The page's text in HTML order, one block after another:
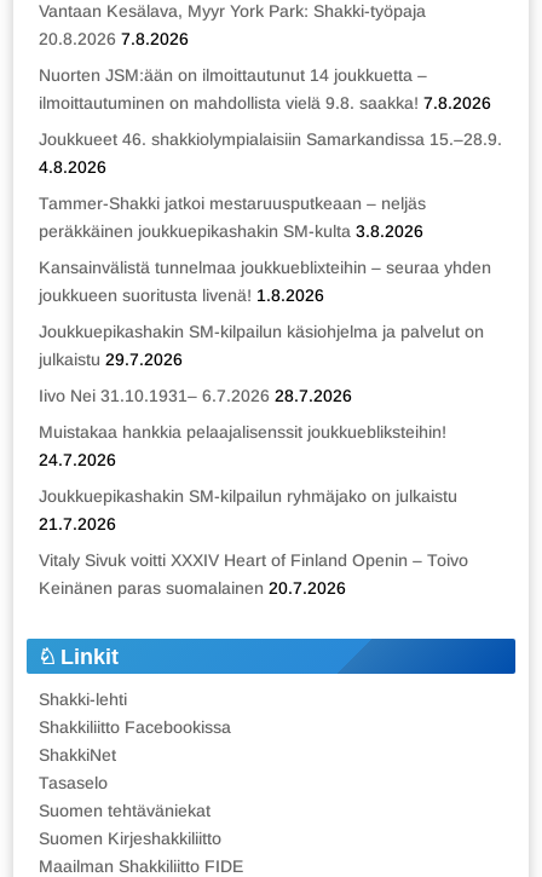
Vantaan Kesälava, Myyr York Park: Shakki-työpaja
20.8.2026 7.8.2026
Nuorten JSM:ään on ilmoittautunut 14 joukkuetta –
ilmoittautuminen on mahdollista vielä 9.8. saakka! 7.8.2026
Joukkueet 46. shakkiolympialaisiin Samarkandissa 15.–28.9.
4.8.2026
Tammer-Shakki jatkoi mestaruusputkeaan – neljäs
peräkkäinen joukkuepikashakin SM-kulta 3.8.2026
Kansainvälistä tunnelmaa joukkueblixteihin – seuraa yhden
joukkueen suoritusta livenä! 1.8.2026
Joukkuepikashakin SM-kilpailun käsiohjelma ja palvelut on
julkaistu 29.7.2026
Iivo Nei 31.10.1931– 6.7.2026 28.7.2026
Muistakaa hankkia pelaajalisenssit joukkuebliksteihin!
24.7.2026
Joukkuepikashakin SM-kilpailun ryhmäjako on julkaistu
21.7.2026
Vitaly Sivuk voitti XXXIV Heart of Finland Openin – Toivo
Keinänen paras suomalainen 20.7.2026
Linkit
Shakki-lehti
Shakkiliitto Facebookissa
ShakkiNet
Tasaselo
Suomen tehtäväniekat
Suomen Kirjeshakkiliitto
Maailman Shakkiliitto FIDE